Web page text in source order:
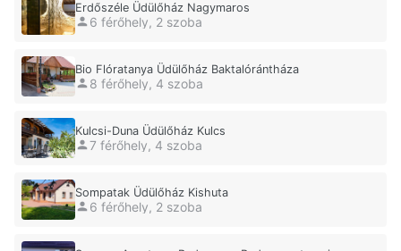
Erdőszéle Üdülőház Nagymaros
6 férőhely, 2 szoba
Bio Flóratanya Üdülőház Baktalórántháza
8 férőhely, 4 szoba
Kulcsi-Duna Üdülőház Kulcs
7 férőhely, 4 szoba
Sompatak Üdülőház Kishuta
6 férőhely, 2 szoba